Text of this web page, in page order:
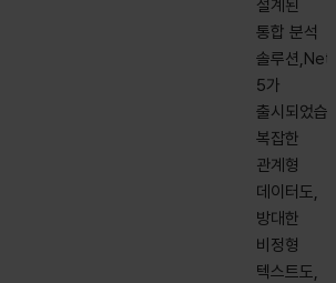
설계된
통합 분석
솔루션
5가
출시되었습
복잡한
관계형
데이터도,
방대한
비정형
텍스트도,